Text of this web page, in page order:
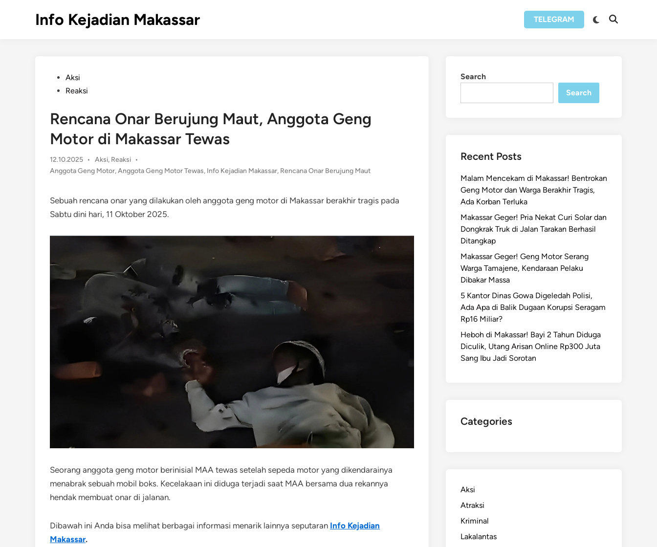
Info Kejadian Makassar TELEGRAM
Switch
Open
PostedAksi
Reaksi
Rencana Onar Berujung Maut, Anggota Geng
Motor di Makassar Tewas
12.10.2025 •
Posted
in
Aksi, Reaksi
•
Anggota Geng Motor,Anggota Geng Motor Tewas, Info Kejadian Makassar, Rencana Onar Berujung Maut
Sebuah rencana onar yang dilakukan oleh anggota geng motor di Makassar berakhir tragis pada
Sabtu dini hari, 11 Oktober 2025.
Seorang anggota geng motor berinisial MAA tewas setelah sepeda motor yang dikendarainya
menabrak sebuah mobil boks. Kecelakaan ini diduga terjadi saat MAA bersama dua rekannya
hendak membuat onar di jalanan.
Dibawah ini Anda bisa melihat berbagai informasi menarik lainnya seputaran Info Kejadian
Makassar.
Search
Search
Recent Posts
Malam Mencekam di Makassar! Bentrokan
Geng Motor dan Warga Berakhir Tragis,
Ada Korban Terluka
Makassar Geger! Pria Nekat Curi Solar dan
Dongkrak Truk di Jalan Tarakan Berhasil
Ditangkap
Makassar Geger! Geng Motor Serang
Warga Tamajene, Kendaraan Pelaku
Dibakar Massa
5 Kantor Dinas Gowa Digeledah Polisi,
Ada Apa di Balik Dugaan Korupsi Seragam
Rp16 Miliar?
Heboh di Makassar! Bayi 2 Tahun Diduga
Diculik, Utang Arisan Online Rp300 Juta
Sang Ibu Jadi Sorotan
Categories
Aksi
Atraksi
Kriminal
Lakalantas